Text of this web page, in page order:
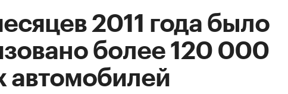
2011 года было
более 120 000
автомобилей